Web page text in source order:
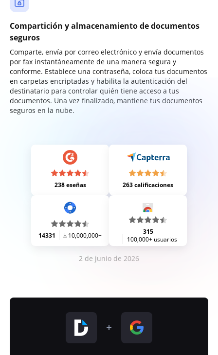
Compartición y almacenamiento de documentos
seguros
Comparte, envía por correo electrónico y envía documentos
por fax instantáneamente de una manera segura y
conforme. Establece una contraseña, coloca tus documentos
en carpetas encriptadas y habilita la autenticación del
destinatario para controlar quién tiene acceso a tus
documentos. Una vez finalizado, mantiene tus documentos
seguros en la nube.
238 eseñas 263 calificaciones
14331 10,000,000+
315
100,000+ usuarios
2 de junio de 2026